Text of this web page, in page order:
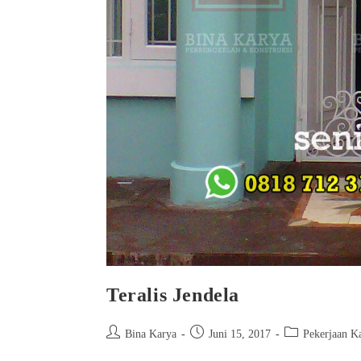
Teralis Jendela
Bina Karya Juni 15, 2017 Pekerjaan